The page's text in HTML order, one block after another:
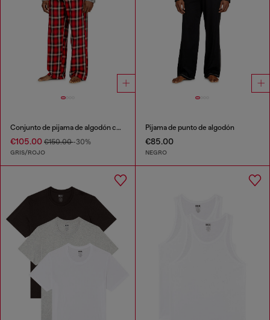
Conjunto de pijama de algodón con pantalones a cuadros
€105.00 €150.00-30%
GRIS/ROJO
Pijama de punto de algodón
€85.00
NEGRO